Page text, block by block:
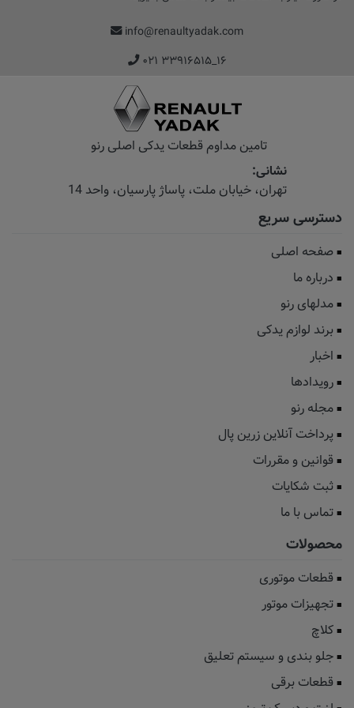
info@renaultyadak.com
۰۲۱ ۳۳۹۱۶۵۱۵_۱۶
تامین مداوم قطعات یدکی اصلی رنو
نشانی:
تهران، خیابان‌ ملت، پاساژ‌ پارسیان، واحد 14
دسترسی سریع
صفحه اصلی
درباره ما
مدلهای رنو
برند لوازم یدکی
اخبار
رویدادها
مجله رنو
پرداخت آنلاین زرین پال
قوانین و مقررات
ثبت شکایات
تماس با ما
محصولات
قطعات موتوری
تجهیزات موتور
کلاچ
جلو بندی و سیستم تعلیق
قطعات برقی